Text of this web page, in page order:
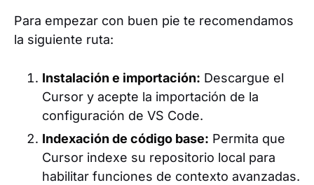
Para empezar con buen pie te recomendamos
la siguiente ruta:
Instalación e importación: Descargue el
Cursor y acepte la importación de la
configuración de VS Code.
Indexación de código base: Permita que
Cursor indexe su repositorio local para
habilitar funciones de contexto avanzadas.